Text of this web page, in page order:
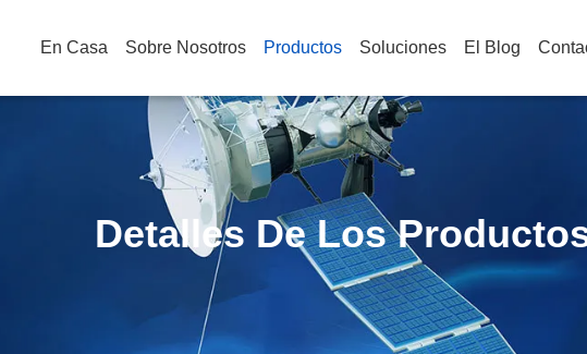
En Casa Sobre Nosotros Productos Soluciones El Blog
Detalles De Los